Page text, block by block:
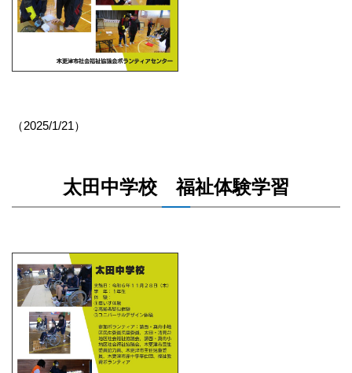
（2025/1/21）
太田中学校 福祉体験学習